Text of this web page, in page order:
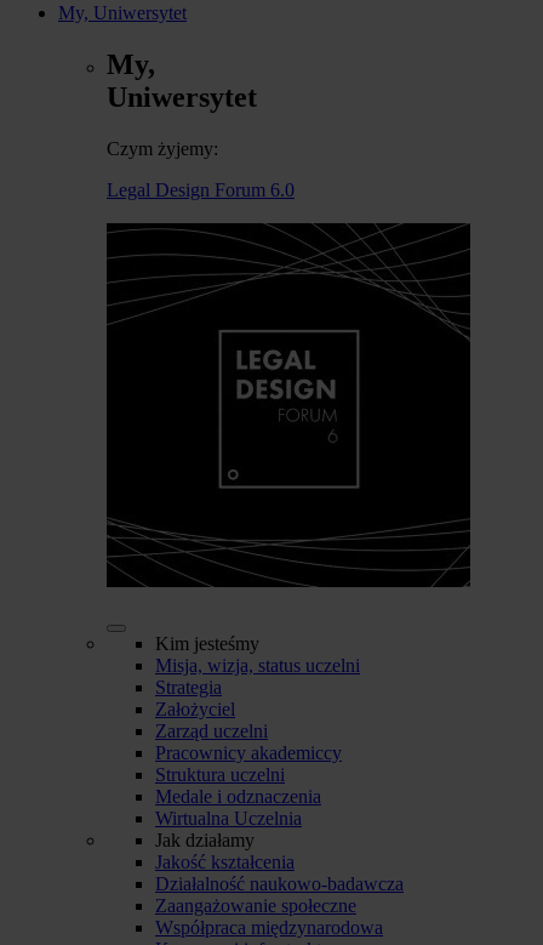
My, Uniwersytet
My,
Uniwersytet
Czym żyjemy:
Legal Design Forum 6.0
Kim jesteśmy
Misja, wizja, status uczelni
Strategia
Założyciel
Zarząd uczelni
Pracownicy akademiccy
Struktura uczelni
Medale i odznaczenia
Wirtualna Uczelnia
Jak działamy
Jakość kształcenia
Działalność naukowo-badawcza
Zaangażowanie społeczne
Współpraca międzynarodowa